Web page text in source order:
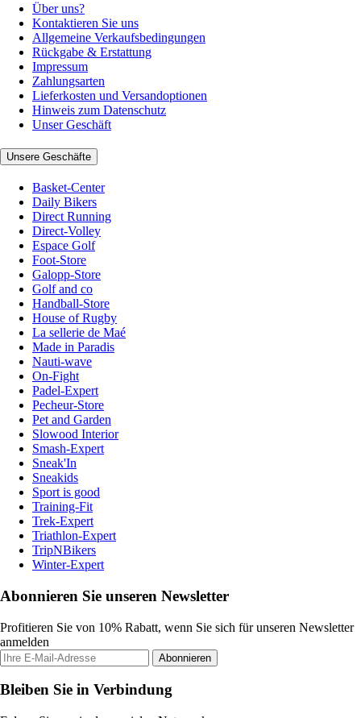
Über uns?
Kontaktieren Sie uns
Allgemeine Verkaufsbedingungen
Rückgabe & Erstattung
Impressum
Zahlungsarten
Lieferkosten und Versandoptionen
Hinweis zum Datenschutz
Unser Geschäft
Unsere Geschäfte
Basket-Center
Daily Bikers
Direct Running
Direct-Volley
Espace Golf
Foot-Store
Galopp-Store
Golf and co
Handball-Store
House of Rugby
La sellerie de Maé
Made in Paradis
Nauti-wave
On-Fight
Padel-Expert
Pecheur-Store
Pet and Garden
Slowood Interior
Smash-Expert
Sneak'In
Sneakids
Sport is good
Training-Fit
Trek-Expert
Triathlon-Expert
TripNBikers
Winter-Expert
Abonnieren Sie unseren Newsletter
Profitieren Sie von 10% Rabatt, wenn Sie sich für unseren Newsletter
anmelden
Abonnieren
Bleiben Sie in Verbindung